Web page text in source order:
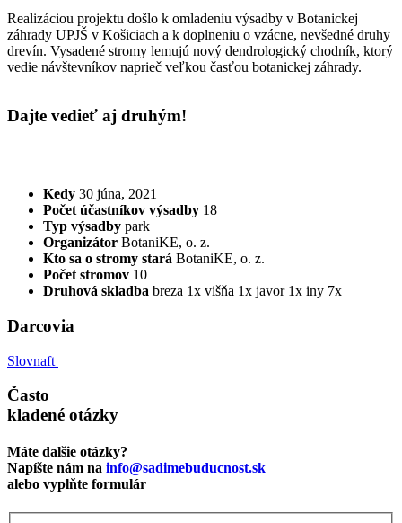
Realizáciou projektu došlo k omladeniu výsadby v Botanickej
záhrady UPJŠ v Košiciach a k doplneniu o vzácne, nevšedné druhy
drevín. Vysadené stromy lemujú nový dendrologický chodník, ktorý
vedie návštevníkov naprieč veľkou časťou botanickej záhrady.
Dajte vedieť aj druhým!
Kedy 30 júna, 2021
Počet účastníkov výsadby 18
Typ výsadby park
Organizátor BotaniKE, o. z.
Kto sa o stromy stará BotaniKE, o. z.
Počet stromov 10
Druhová skladba breza 1x višňa 1x javor 1x iny 7x
Darcovia
Slovnaft
Často
kladené otázky
Máte dalšie otázky?
Napíšte nám na info@sadimebuducnost.sk
alebo vyplňte formulár